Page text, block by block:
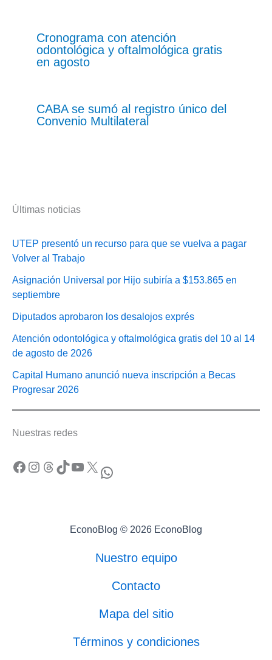
Cronograma con atención
odontológica y oftalmológica gratis
en agosto
CABA se sumó al registro único del
Convenio Multilateral
Últimas noticias
UTEP presentó un recurso para que se vuelva a pagar
Volver al Trabajo
Asignación Universal por Hijo subiría a $153.865 en
septiembre
Diputados aprobaron los desalojos exprés
Atención odontológica y oftalmológica gratis del 10 al 14
de agosto de 2026
Capital Humano anunció nueva inscripción a Becas
Progresar 2026
Nuestras redes
Facebook Instagram Threads TikTok YouTube X WhatsApp
EconoBlog © 2026 EconoBlog
Nuestro equipo
Contacto
Mapa del sitio
Términos y condiciones